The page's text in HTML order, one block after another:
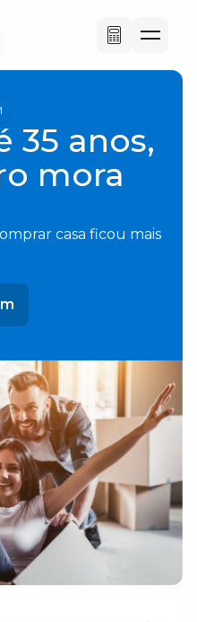
35 anos,
mora
casa ficou mais